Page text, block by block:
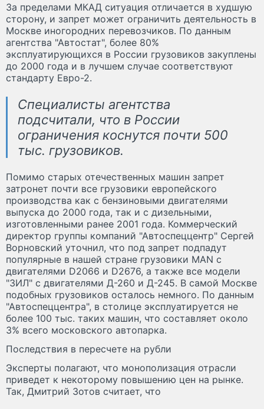
За пределами МКАД ситуация отличается в худшую
сторону, и запрет может ограничить деятельность в
Москве иногородних перевозчиков. По данным
агентства "Автостат", более 80%
эксплуатирующихся в России грузовиков закуплены
до 2000 года и в лучшем случае соответствуют
стандарту Евро-2.
Специалисты агентства
подсчитали, что в России
ограничения коснутся почти 500
тыс. грузовиков.
Помимо старых отечественных машин запрет
затронет почти все грузовики европейского
производства как с бензиновыми двигателями
выпуска до 2000 года, так и с дизельными,
изготовленными ранее 2001 года. Коммерческий
директор группы компаний "Автоспеццентр" Сергей
Ворновский уточнил, что под запрет подпадут
популярные в нашей стране грузовики MAN с
двигателями D2066 и D2676, а также все модели
"ЗИЛ" с двигателями Д-260 и Д-245. В самой Москве
подобных грузовиков осталось немного. По данным
"Автоспеццентра", в столице эксплуатируется не
более 100 тыс. таких машин, что составляет около
3% всего московского автопарка.
Последствия в пересчете на рубли
Эксперты полагают, что монополизация отрасли
приведет к некоторому повышению цен на рынке.
Так, Дмитрий Зотов считает, что